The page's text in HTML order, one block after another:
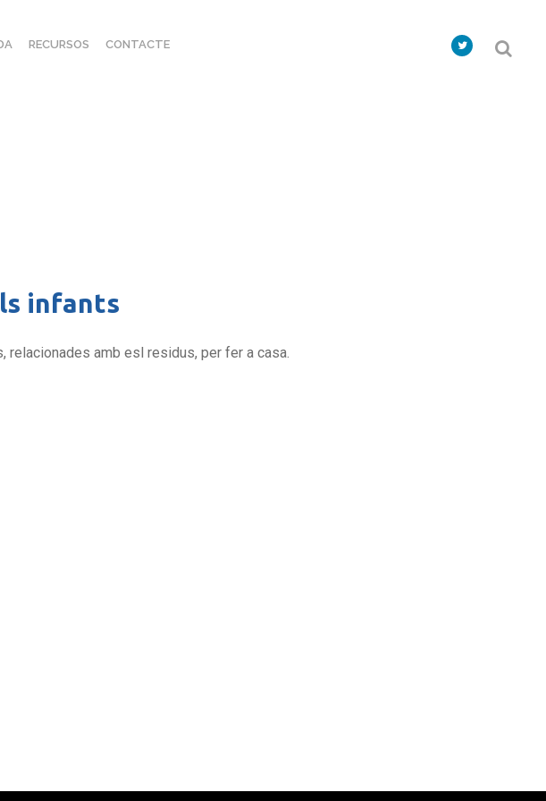
RECURSOS CONTACTE
infants
amb esl residus, per fer a casa.